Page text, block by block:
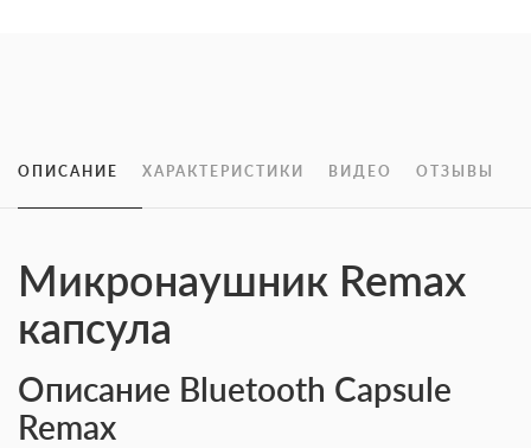
ОПИСАНИЕ ХАРАКТЕРИСТИКИ ВИДЕО ОТЗЫВЫ
Микронаушник Remax
капсула
Описание Bluetooth Capsule
Remax